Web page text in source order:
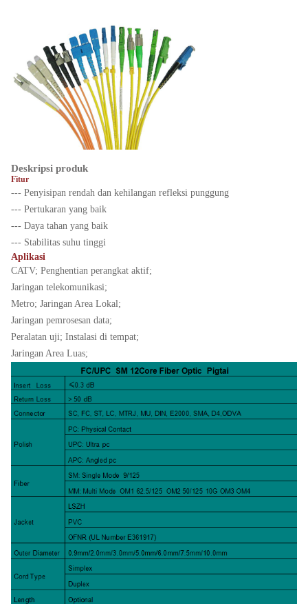
Deskripsi produk
Fitur
--- Penyisipan rendah dan kehilangan refleksi punggung
--- Pertukaran yang baik
--- Daya tahan yang baik
--- Stabilitas suhu tinggi
Aplikasi
CATV; Penghentian perangkat aktif;
Jaringan telekomunikasi;
Metro; Jaringan Area Lokal;
Jaringan pemrosesan data;
Peralatan uji; Instalasi di tempat;
Jaringan Area Luas;